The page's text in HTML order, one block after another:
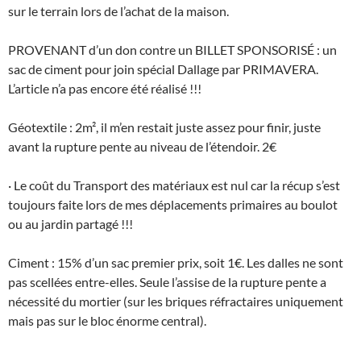
sur le terrain lors de l’achat de la maison.
PROVENANT d’un don contre un BILLET SPONSORISÉ : un
sac de ciment pour join spécial Dallage par PRIMAVERA.
L’article n’a pas encore été réalisé !!!
Géotextile : 2m², il m’en restait juste assez pour finir, juste
avant la rupture pente au niveau de l’étendoir. 2€
· Le coût du Transport des matériaux est nul car la récup s’est
toujours faite lors de mes déplacements primaires au boulot
ou au jardin partagé !!!
Ciment : 15% d’un sac premier prix, soit 1€. Les dalles ne sont
pas scellées entre-elles. Seule l’assise de la rupture pente a
nécessité du mortier (sur les briques réfractaires uniquement
mais pas sur le bloc énorme central).